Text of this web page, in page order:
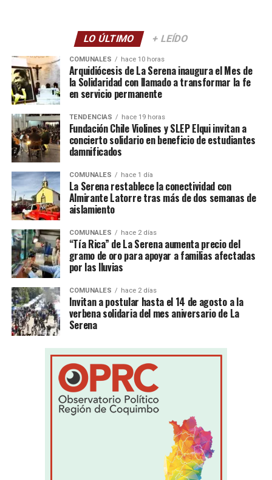
LO ÚLTIMO + LEÍDO
COMUNALES hace 10 horas
Arquidiócesis de La Serena inaugura el Mes de
la Solidaridad con llamado a transformar la fe
en servicio permanente
TENDENCIAS hace 19 horas
Fundación Chile Violines y SLEP Elqui invitan a
concierto solidario en beneficio de estudiantes
damnificados
COMUNALES hace 1 día
La Serena restablece la conectividad con
Almirante Latorre tras más de dos semanas de
aislamiento
COMUNALES hace 2 días
“Tía Rica” de La Serena aumenta precio del
gramo de oro para apoyar a familias afectadas
por las lluvias
COMUNALES hace 2 días
Invitan a postular hasta el 14 de agosto a la
verbena solidaria del mes aniversario de La
Serena